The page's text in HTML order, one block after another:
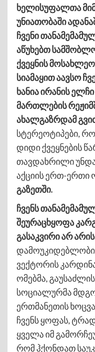
ხელისუფალთა
უნიათობაში
ჩვენი
აწუხებთ
ქვეყნის
სიამაყით აავსო
ხანია ირანის
მართლების
ახალგაზრდამ
სტერეოტიპები,
დიდი ქვეყნების
თავდახრილი
აქციის ერთ-ერთი
გაზეთში.
ჩვენს
შეურაცხყოფა
გასაკვირი არ
ვექტორის
ომებმა,
სოციალურმა
ერთმანეთის
ჩვენს ყოფას,
ყველა იმ
რომ ჰქონდათ